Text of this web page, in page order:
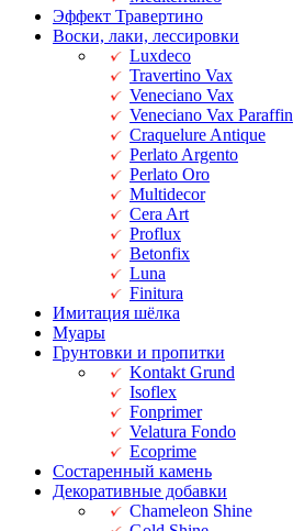
Эффект Травертино
Воски, лаки, лессировки
Luxdeco
Travertino Vax
Veneciano Vax
Veneciano Vax Paraffin
Craquelure Antique
Perlato Argento
Perlato Oro
Multidecor
Cera Art
Proflux
Betonfix
Luna
Finitura
Имитация шёлка
Муары
Грунтовки и пропитки
Kontakt Grund
Isoflex
Fonprimer
Velatura Fondo
Ecoprime
Состаренный камень
Декоративные добавки
Chameleon Shine